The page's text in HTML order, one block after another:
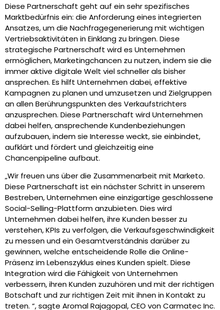
Diese Partnerschaft geht auf ein sehr spezifisches
Marktbedürfnis ein: die Anforderung eines integrierten
Ansatzes, um die Nachfragegenerierung mit wichtigen
Vertriebsaktivitäten in Einklang zu bringen. Diese
strategische Partnerschaft wird es Unternehmen
ermöglichen, Marketingchancen zu nutzen, indem sie die
immer aktive digitale Welt viel schneller als bisher
ansprechen. Es hilft Unternehmen dabei, effektive
Kampagnen zu planen und umzusetzen und Zielgruppen
an allen Berührungspunkten des Verkaufstrichters
anzusprechen. Diese Partnerschaft wird Unternehmen
dabei helfen, ansprechende Kundenbeziehungen
aufzubauen, indem sie Interesse weckt, sie einbindet,
aufklärt und fördert und gleichzeitig eine
Chancenpipeline aufbaut.
„Wir freuen uns über die Zusammenarbeit mit Marketo.
Diese Partnerschaft ist ein nächster Schritt in unserem
Bestreben, Unternehmen eine einzigartige geschlossene
Social-Selling-Plattform anzubieten. Dies wird
Unternehmen dabei helfen, ihre Kunden besser zu
verstehen, KPIs zu verfolgen, die Verkaufsgeschwindigkeit
zu messen und ein Gesamtverständnis darüber zu
gewinnen, welche entscheidende Rolle die Online-
Präsenz im Lebenszyklus eines Kunden spielt. Diese
Integration wird die Fähigkeit von Unternehmen
verbessern, ihren Kunden zuzuhören und mit der richtigen
Botschaft und zur richtigen Zeit mit ihnen in Kontakt zu
treten. “, sagte Aromal Rajagopal, CEO von Carmatec Inc.